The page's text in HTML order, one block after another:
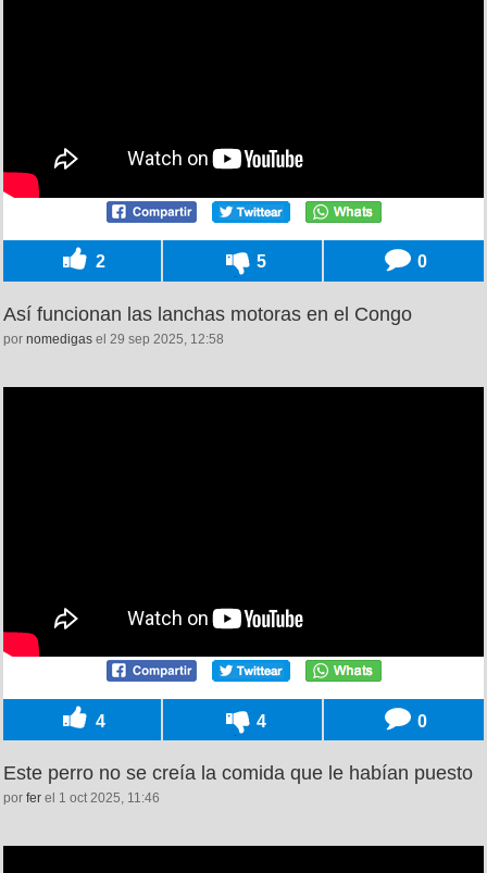
2 5 0
Así funcionan las lanchas motoras en el Congo
por nomedigas el 29 sep 2025, 12:58
4 4 0
Este perro no se creía la comida que le habían puesto
por fer el 1 oct 2025, 11:46